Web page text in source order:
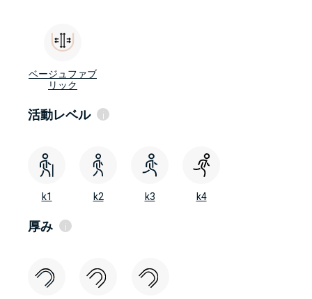
EasyGel
フリーラジカルおよび水酸化基を効果的に消
去する抗酸化物質が配合されています。 密着
病がある切断者に最適です。
GripGel
の折り重なりを減少させることができます。
肌の組織が健康的な切断者に最適です。
弊社独自開発のホワイトシリコーン
グレー色布地
ブラウンファブリック
ブラックファブリック
シームレス ニットファブリック
高品質糸を使用して自社で編み上げたファブ
ベージュファブリック
の両方に伸縮
ベージュファブ
リック
活動レベル i
低活動レベル
低～中活動レベル
k3
中～高活動レベル
k1 k2 k3 k4
厚み i
AP テーパード